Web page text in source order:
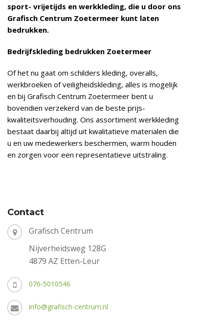
sport- vrijetijds en werkkleding, die u door ons
Grafisch Centrum Zoetermeer kunt laten
bedrukken.
Bedrijfskleding bedrukken Zoetermeer
Of het nu gaat om schilders kleding, overalls,
werkbroeken of veiligheidskleding, alles is mogelijk
en bij Grafisch Centrum Zoetermeer bent u
bovendien verzekerd van de beste prijs-
kwaliteitsverhouding. Ons assortiment werkkleding
bestaat daarbij altijd uit kwalitatieve materialen die
u en uw medewerkers beschermen, warm houden
en zorgen voor een representatieve uitstraling.
Contact
Grafisch Centrum
Nijverheidsweg 128G
4879 AZ Etten-Leur
076-5010546
info@grafisch-centrum.nl